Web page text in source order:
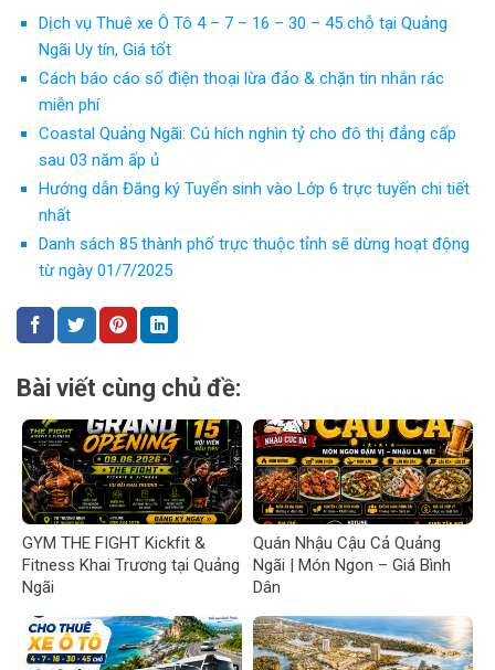
Dịch vụ Thuê xe Ô Tô 4 – 7 – 16 – 30 – 45 chỗ tại Quảng
Ngãi Uy tín, Giá tốt
Cách báo cáo số điện thoại lừa đảo & chặn tin nhắn rác
miễn phí
Coastal Quảng Ngãi: Cú hích nghìn tỷ cho đô thị đẳng cấp
sau 03 năm ấp ủ
Hướng dẫn Đăng ký Tuyển sinh vào Lớp 6 trực tuyến chi tiết
nhất
Danh sách 85 thành phố trực thuộc tỉnh sẽ dừng hoạt động
từ ngày 01/7/2025
Bài viết cùng chủ đề:
GYM THE FIGHT Kickfit &
Fitness Khai Trương tại Quảng
Ngãi
Quán Nhậu Cậu Cả Quảng
Ngãi | Món Ngon – Giá Bình
Dân